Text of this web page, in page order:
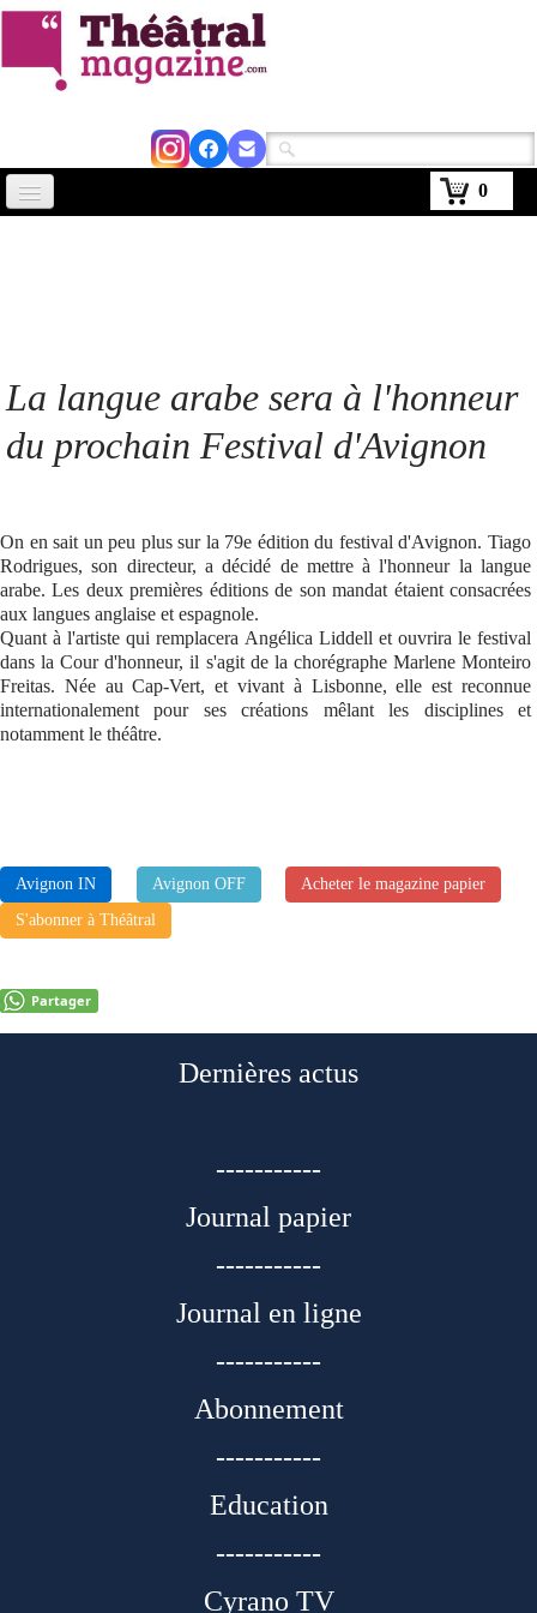
0
Kiosque
Se connecter
La langue arabe sera à l'honneur
du prochain Festival d'Avignon
On en sait un peu plus sur la 79e édition du festival d'Avignon. Tiago
Rodrigues, son directeur, a décidé de mettre à l'honneur la langue
arabe. Les deux premières éditions de son mandat étaient consacrées
aux langues anglaise et espagnole.
Quant à l'artiste qui remplacera Angélica Liddell et ouvrira le festival
dans la Cour d'honneur, il s'agit de la chorégraphe Marlene Monteiro
Freitas. Née au Cap-Vert, et vivant à Lisbonne, elle est reconnue
internationalement pour ses créations mêlant les disciplines et
notamment le théâtre.
Avignon IN Avignon OFF
Acheter le magazine papier
S'abonner à Théâtral
Partager
Dernières actus
-----------
Journal papier
-----------
Journal en ligne
-----------
Abonnement
-----------
Education
-----------
Cyrano TV